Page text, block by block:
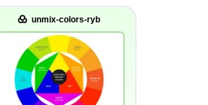
unmix-colors-ryb